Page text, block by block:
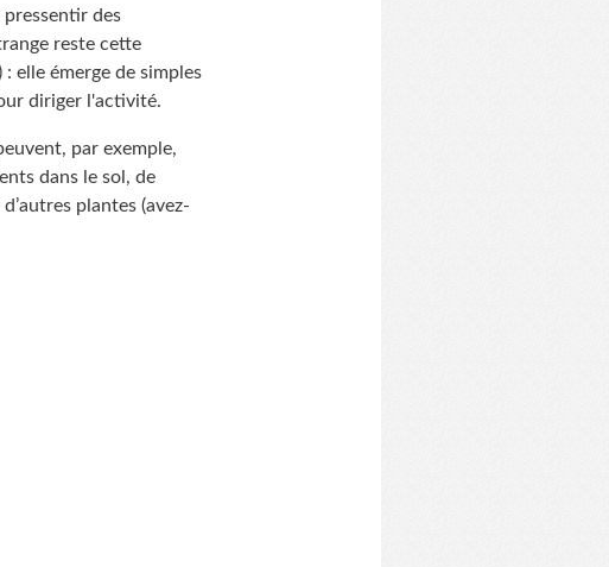
pressentir des
reste cette
elle émerge de simples
diriger l'activité.
par exemple,
dans le sol, de
plantes (avez-